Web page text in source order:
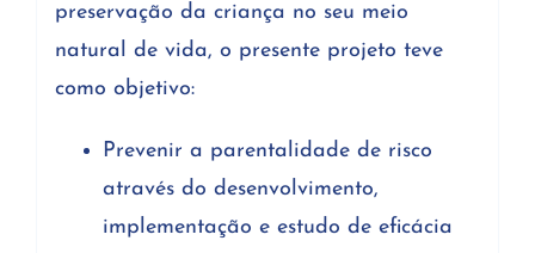
preservação da criança no seu meio
natural de vida, o presente projeto teve
como objetivo:
Prevenir a parentalidade de risco
através do desenvolvimento,
implementação e estudo de eficácia